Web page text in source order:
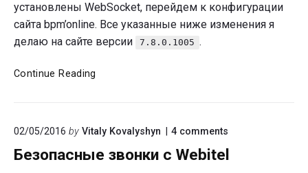
установлены WebSocket, перейдем к конфигурации
сайта bpm’online. Все указанные ниже изменения я
делаю на сайте версии
7.8.0.1005 .
Continue Reading
02/05/2016 by Vitaly Kovalyshyn 4 comments
Безопасные звонки с Webitel